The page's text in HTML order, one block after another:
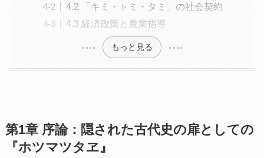
4.2 「キミ・トミ・タミ」の社会契約
4.3 経済政策と農業指導
もっと見る
第1章 序論：隠された古代史の扉としての
『ホツマツタヱ』